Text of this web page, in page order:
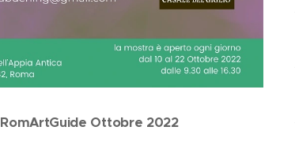
RomArtGuide Ottobre 2022